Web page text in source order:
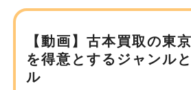
【動画】古本買取の東
を得意とするジャンル
ル